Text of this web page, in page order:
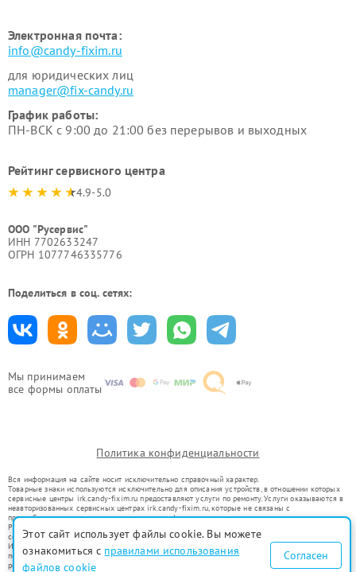
Мы принимаем
все формы оплаты
Электронная почта:
info@candy-fixim.ru
для юридических лиц
manager@fix-candy.ru
График работы:
ПН-ВСК с 9:00 до 21:00 без перерывов и выходных
Рейтинг сервисного центра
4.9-5.0
ООО "Русервис"
ИНН 7702633247
ОГРН 1077746335776
Поделиться в соц. сетях:
Политика конфиденциальности
Вся информация на сайте носит исключительно справочный характер.
Товарные знаки используются исключительно для описания устройств, в отношении которых
сервисные центры irk.candy-fixim.ru предоставляют услуги по ремонту. Услуги оказываются в
неавторизованных сервисных центрах irk.candy-fixim.ru, которые не связаны с
правообладателями товарных знаков или их официальными представителями.
Ремонт осуществляется для устройств, уже введенных в гражданский оборот в соответствии
со статьей 1487 ГК РФ.
Использование товарных знаков не преследует цели индивидуализации услуг или введения
потребителей в заблуждение, а служит для информирования о предоставляемых услугах по
ремонту техники указанных брендов.
Этот сайт использует файлы cookie. Вы можете
ознакомиться с правилами использования
файлов cookie
Согласен